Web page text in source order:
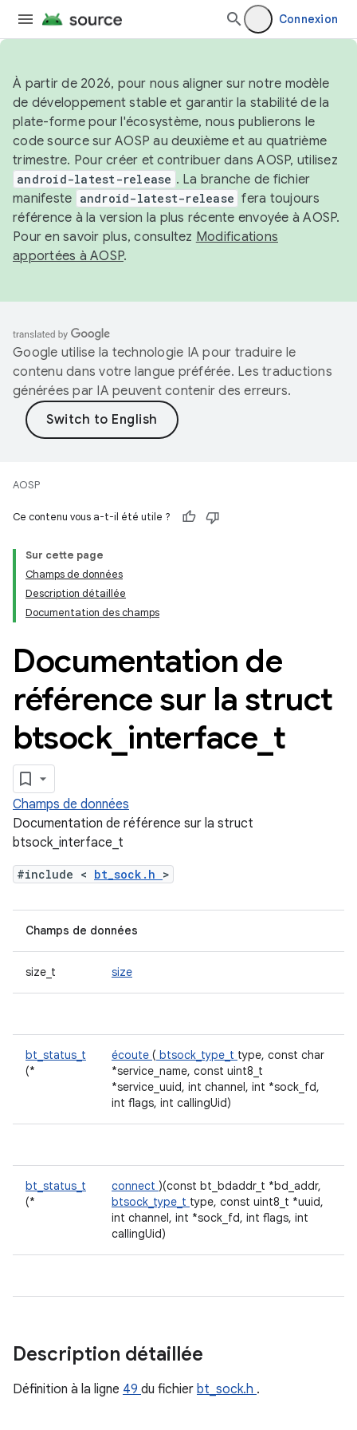
Connexion
À partir de 2026, pour nous aligner sur notre modèle
de développement stable et garantir la stabilité de la
plate-forme pour l'écosystème, nous publierons le
code source sur AOSP au deuxième et au quatrième
trimestre. Pour créer et contribuer dans AOSP, utilisez
android-latest-release . La branche de fichier
manifeste android-latest-release fera toujours
référence à la version la plus récente envoyée à AOSP.
Pour en savoir plus, consultez Modifications
apportées à AOSP.
Google utilise la technologie IA pour traduire le
contenu dans votre langue préférée. Les traductions
générées par IA peuvent contenir des erreurs.
AOSP
Ce contenu vous a-t-il été utile ?
Sur cette page
Champs de données
Description détaillée
Documentation des champs
Documentation de
référence sur la struct
btsock_ interface t
Champs de données
Documentation de référence sur la struct
btsock_interface_t
#include < bt_sock.h >
Champs de données
size_t size
bt_status_t
(*
écoute ( btsock_type_t type, const char
*service_name, const uint8_t
*service_uuid, int channel, int *sock_fd,
int flags, int callingUid)
bt_status_t
(*
connect )(const bt_bdaddr_t *bd_addr,
btsock_type_t type, const uint8_t *uuid,
int channel, int *sock_fd, int flags, int
callingUid)
Description détaillée
Définition à la ligne 49 du fichier bt_sock.h .